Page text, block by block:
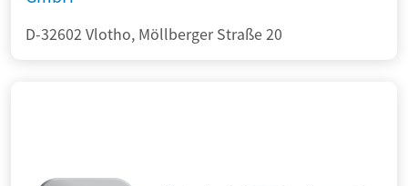
D-32602 Vlotho, Möllberger Straße 20